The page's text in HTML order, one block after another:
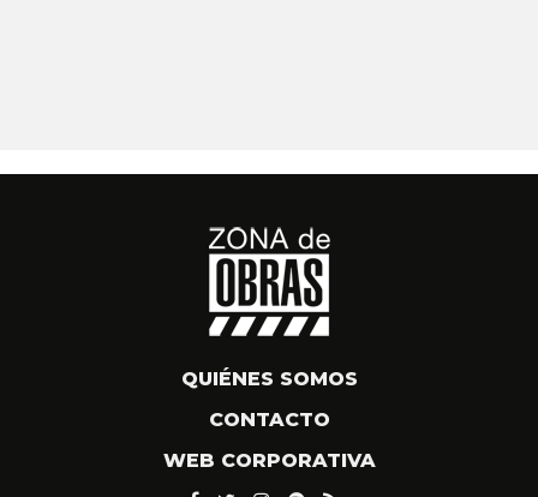
QUIÉNES SOMOS
CONTACTO
WEB CORPORATIVA